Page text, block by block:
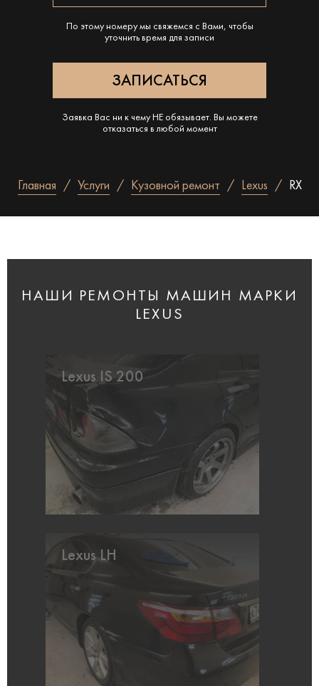
По этому номеру мы свяжемся с Вами, чтобы
уточнить время для записи
Заявка Вас ни к чему НЕ обязывает. Вы можете
отказаться в любой момент
Главная Услуги Кузовной ремонт Lexus RX
НАШИ РЕМОНТЫ МАШИН МАРКИ
LEXUS
Lexus IS 200
Lexus LH